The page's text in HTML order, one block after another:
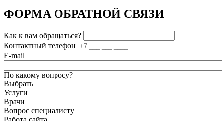
ФОРМА ОБРАТНОЙ СВЯЗИ
Как к вам обращаться?
Контактный телефон
E-mail
По какому вопросу?
Выбрать
Услуги
Врачи
Вопрос специалисту